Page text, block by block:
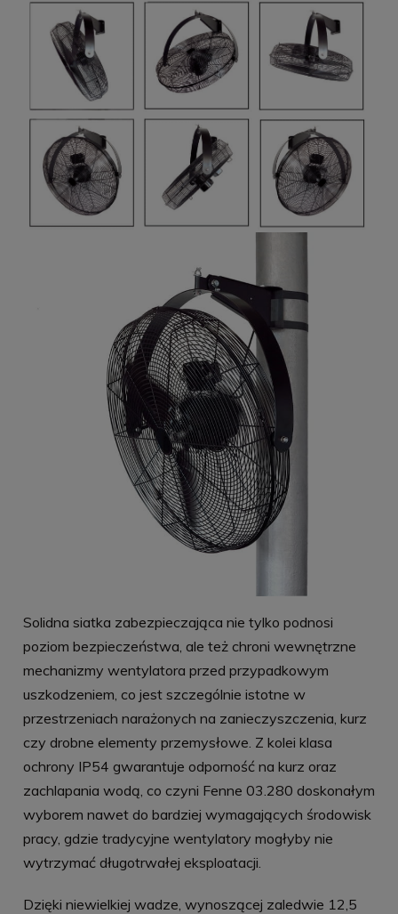
Solidna siatka zabezpieczająca nie tylko podnosi
poziom bezpieczeństwa, ale też chroni wewnętrzne
mechanizmy wentylatora przed przypadkowym
uszkodzeniem, co jest szczególnie istotne w
przestrzeniach narażonych na zanieczyszczenia, kurz
czy drobne elementy przemysłowe. Z kolei klasa
ochrony IP54 gwarantuje odporność na kurz oraz
zachlapania wodą, co czyni Fenne 03.280 doskonałym
wyborem nawet do bardziej wymagających środowisk
pracy, gdzie tradycyjne wentylatory mogłyby nie
wytrzymać długotrwałej eksploatacji.
Dzięki niewielkiej wadze, wynoszącej zaledwie 12,5